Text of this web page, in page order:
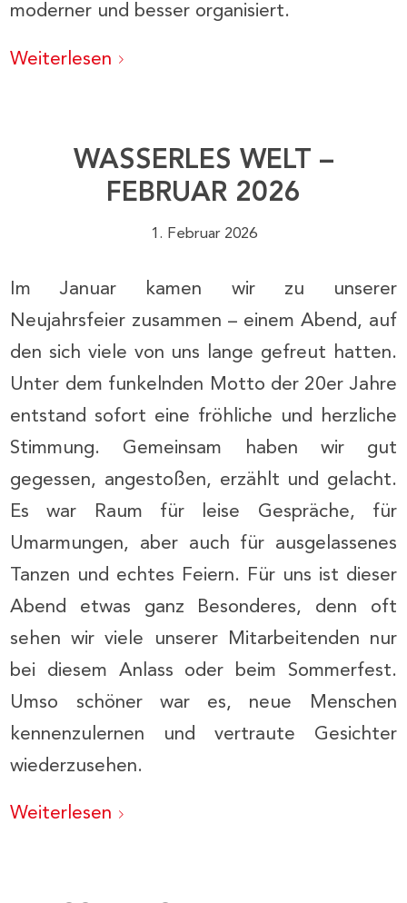
moderner und besser organisiert.
Weiterlesen
WASSERLES WELT –
FEBRUAR 2026
1. Februar 2026
Im Januar kamen wir zu unserer
Neujahrsfeier zusammen – einem Abend, auf
den sich viele von uns lange gefreut hatten.
Unter dem funkelnden Motto der 20er Jahre
entstand sofort eine fröhliche und herzliche
Stimmung. Gemeinsam haben wir gut
gegessen, angestoßen, erzählt und gelacht.
Es war Raum für leise Gespräche, für
Umarmungen, aber auch für ausgelassenes
Tanzen und echtes Feiern. Für uns ist dieser
Abend etwas ganz Besonderes, denn oft
sehen wir viele unserer Mitarbeitenden nur
bei diesem Anlass oder beim Sommerfest.
Umso schöner war es, neue Menschen
kennenzulernen und vertraute Gesichter
wiederzusehen.
Weiterlesen